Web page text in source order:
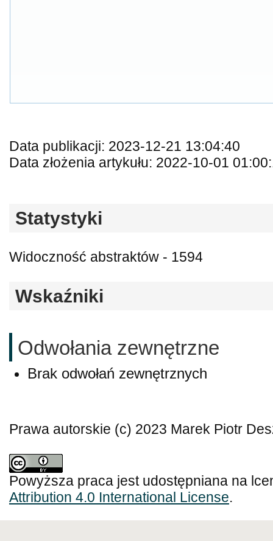
Data publikacji: 2023-12-21 13:04:40
Data złożenia artykułu: 2022-10-01
Statystyki
Widoczność abstraktów - 1594
Wskaźniki
Odwołania zewnętrzne
Brak odwołań zewnętrznych
Prawa autorskie (c) 2023 Marek Piotr
Powyższa praca jest udostępniana na
Attribution 4.0 International License.